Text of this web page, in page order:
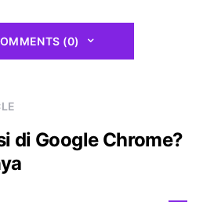
(0)
di Google Chrome?